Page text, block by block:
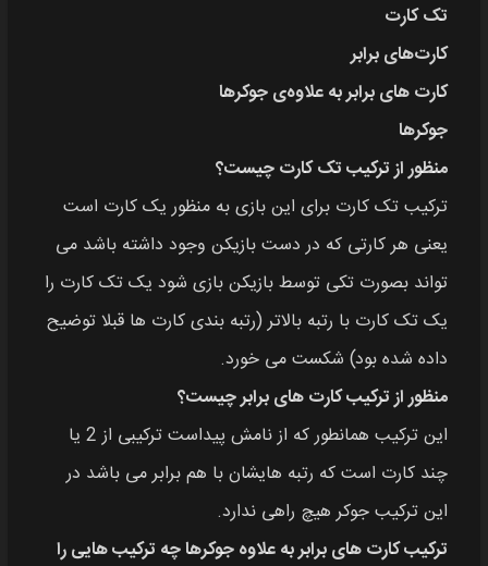
تک کارت
کارت‌های برابر
کارت های برابر به علاوه‌ی جوکرها
جوکرها
منظور از ترکیب تک کارت چیست؟
ترکیب تک کارت برای این بازی به منظور یک کارت است
یعنی هر کارتی که در دست بازیکن وجود داشته باشد می
تواند بصورت تکی توسط بازیکن بازی شود یک تک کارت را
یک تک کارت با رتبه بالاتر (رتبه بندی کارت ها قبلا توضیح
داده شده بود) شکست می خورد.
منظور از ترکیب کارت‌ های برابر چیست؟
این ترکیب همانطور که از نامش پیداست ترکیبی از 2 یا
چند کارت است که رتبه‌ هایشان با هم برابر می باشد در
این ترکیب جوکر هیچ راهی ندارد.
ترکیب کارت های برابر به علاوه جوکرها چه ترکیب‌ هایی را